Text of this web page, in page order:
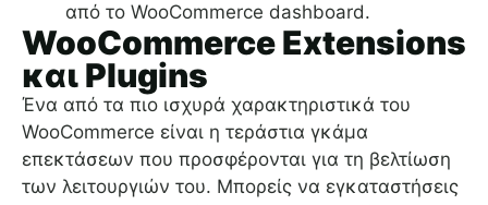
από το WooCommerce dashboard.
WooCommerce Extensions
και Plugins
Ένα από τα πιο ισχυρά χαρακτηριστικά του
WooCommerce είναι η τεράστια γκάμα
επεκτάσεων που προσφέρονται για τη βελτίωση
των λειτουργιών του. Μπορείς να εγκαταστήσεις